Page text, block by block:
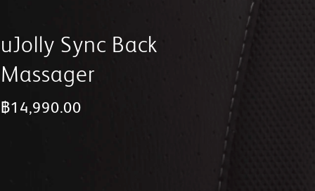
uJolly Sync Back
Massager
฿14,990.00